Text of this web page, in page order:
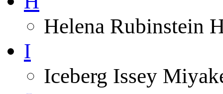
Helena Rubinstein
I
Iceberg Issey